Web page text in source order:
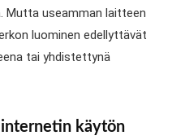
Mutta useamman laitteen
luominen edellyttävät
tai yhdistettynä
käytön